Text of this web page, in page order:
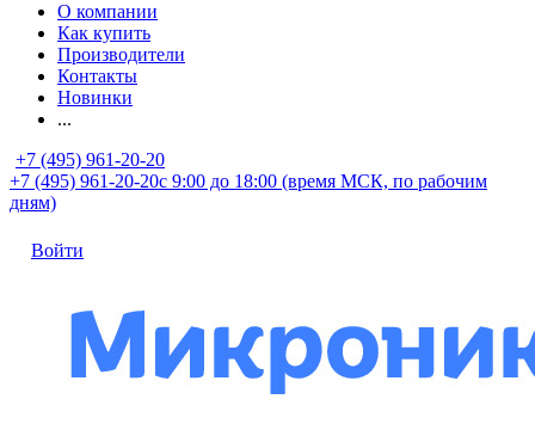
О компании
Как купить
Производители
Контакты
Новинки
...
+7 (495) 961-20-20
+7 (495) 961-20-20с 9:00 до 18:00 (время МСК, по рабочим
дням)
Войти